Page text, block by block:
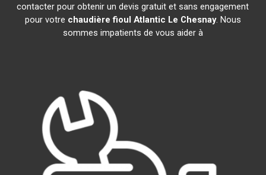
contacter pour obtenir un devis gratuit et sans engagement
pour votre chaudière fioul Atlantic Le Chesnay. Nous
sommes impatients de vous aider à